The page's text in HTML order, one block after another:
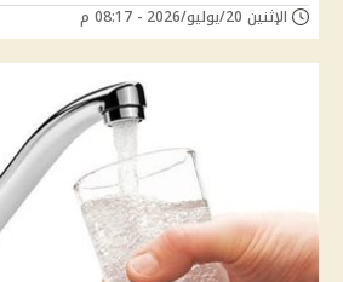
الإثنين 20/يوليو/2026 - 08:17 م